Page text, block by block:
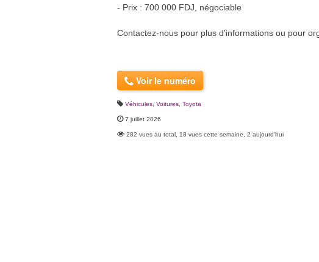
- Prix : 700 000 FDJ, négociable
Contactez-nous pour plus d'informations ou pour
Voir le numéro
Véhicules Voitures Toyota
7 juillet 2026
282 vues au total, 18 vues cette semaine, 2 aujourd'hui